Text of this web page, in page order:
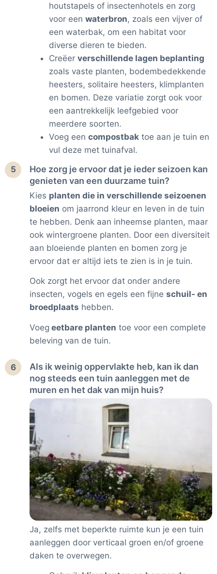
houtstapels of insectenhotels en zorg
voor een waterbron, zoals een vijver of
een waterbak, om een habitat voor
diverse dieren te bieden.
Creëer verschillende lagen beplanting
zoals vaste planten, bodembedekkende
heesters, solitaire heesters, klimplanten
en bomen. Deze variatie zorgt ook voor
een aantrekkelijk leefgebied voor
meerdere soorten.
Voeg een compostbak toe aan je tuin en
vul deze met tuinafval.
5
Hoe zorg je ervoor dat je ieder seizoen kan
genieten van een duurzame tuin?
Kies planten die in verschillende seizoenen
bloeien om jaarrond kleur en leven in de tuin
te hebben. Denk aan inheemse planten, maar
ook wintergroene planten. Door een diversiteit
aan bloeiende planten en bomen zorg je
ervoor dat er altijd iets te zien is in je tuin.
Ook zorgt het ervoor dat onder andere
insecten, vogels en egels een fijne schuil- en
broedplaats hebben.
Voeg eetbare planten toe voor een complete
beleving van de tuin.
6
Als ik weinig oppervlakte heb, kan ik dan
nog steeds een tuin aanleggen met de
muren en het dak van mijn huis?
Ja, zelfs met beperkte ruimte kun je een tuin
aanleggen door verticaal groen en/of groene
daken te overwegen.